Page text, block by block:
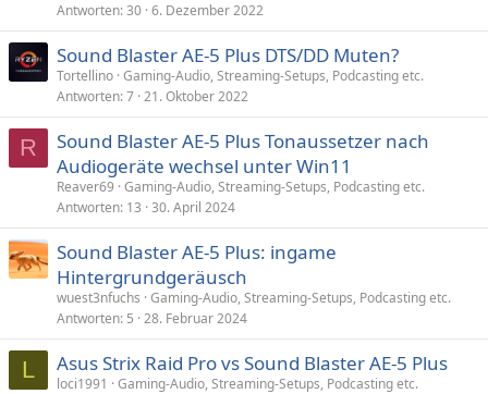
Antworten 30 6. Dezember 2022
Sound Blaster AE-5 Plus DTS/DD Muten?
Tortellino Gaming-Audio, Streaming-Setups, Podcasting etc.
Antworten 7 21. Oktober 2022
R
Sound Blaster AE-5 Plus Tonaussetzer nach
Audiogeräte wechsel unter Win11
Reaver69 Gaming-Audio, Streaming-Setups, Podcasting etc.
Antworten 13 30. April 2024
Sound Blaster AE-5 Plus: ingame
Hintergrundgeräusch
wuest3nfuchs Gaming-Audio, Streaming-Setups, Podcasting etc.
Antworten 5 28. Februar 2024
L Asus Strix Raid Pro vs Sound Blaster AE-5 Plus
loci1991
Gaming-Audio, Streaming-Setups, Podcasting etc.